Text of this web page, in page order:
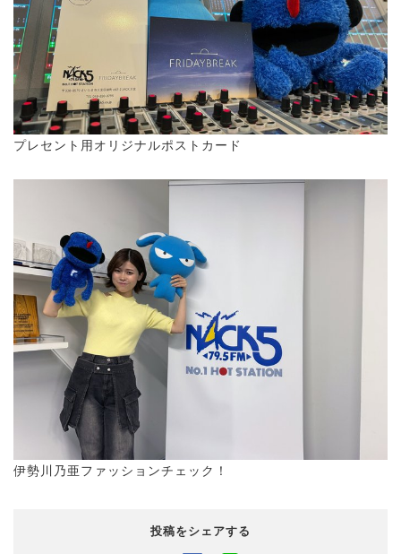
プレセント用オリジナルポストカード
伊勢川乃亜ファッションチェック！
投稿をシェアする